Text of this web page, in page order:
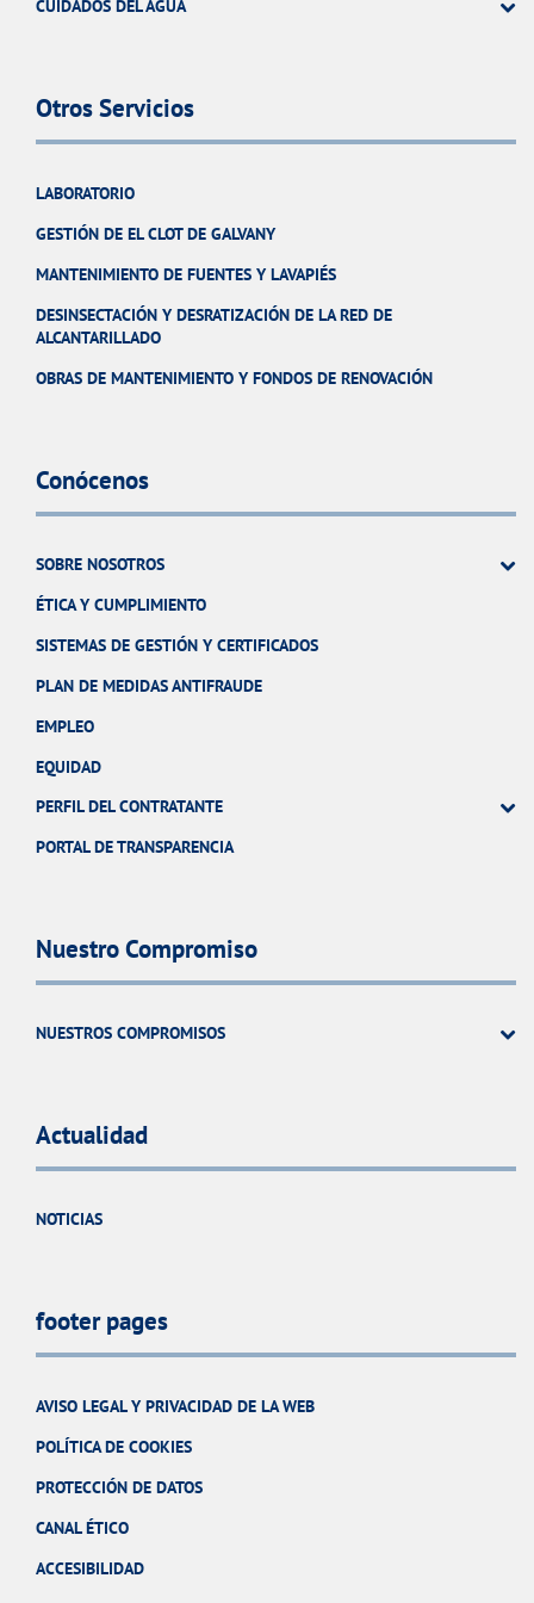
CUIDADOS DEL AGUA
Otros Servicios
LABORATORIO
GESTIÓN DE EL CLOT DE GALVANY
MANTENIMIENTO DE FUENTES Y LAVAPIÉS
DESINSECTACIÓN Y DESRATIZACIÓN DE LA RED DE
ALCANTARILLADO
OBRAS DE MANTENIMIENTO Y FONDOS DE RENOVACIÓN
Conócenos
SOBRE NOSOTROS
ÉTICA Y CUMPLIMIENTO
SISTEMAS DE GESTIÓN Y CERTIFICADOS
PLAN DE MEDIDAS ANTIFRAUDE
EMPLEO
EQUIDAD
PERFIL DEL CONTRATANTE
PORTAL DE TRANSPARENCIA
Nuestro Compromiso
NUESTROS COMPROMISOS
Actualidad
NOTICIAS
footer pages
AVISO LEGAL Y PRIVACIDAD DE LA WEB
POLÍTICA DE COOKIES
PROTECCIÓN DE DATOS
CANAL ÉTICO
ACCESIBILIDAD